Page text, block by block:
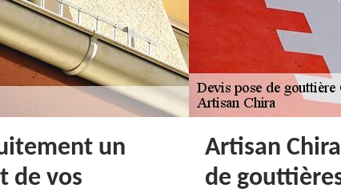
un
de vos
Artisan
de